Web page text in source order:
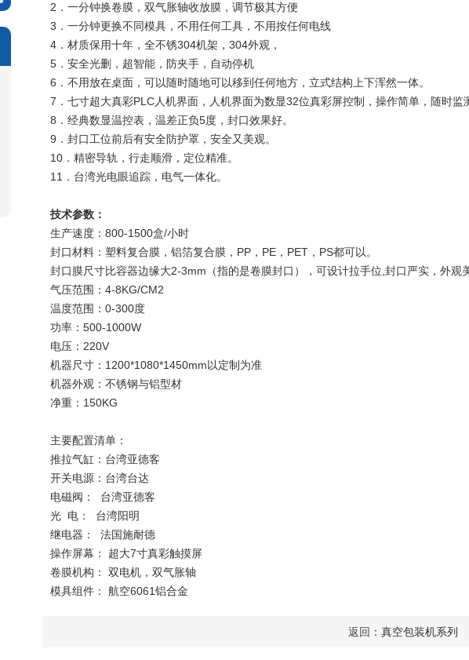
2．一分钟换卷膜，双气胀轴收放膜，调节极其方便
3．一分钟更换不同模具，不用任何工具，不用按任何电线
4．材质保用十年，全不锈304机架，304外观，
5．安全光删，超智能，防夹手，自动停机
6．不用放在桌面，可以随时随地可以移到任何地方，立式结构上下浑然一体。
7．七寸超大真彩PLC人机界面，人机界面为数显32位真彩屏控制，操作简单，随时监
8．经典数显温控表，温差正负5度，封口效果好。
9．封口工位前后有安全防护罩，安全又美观。
10．精密导轨，行走顺滑，定位精准。
11．台湾光电眼追踪，电气一体化。
技术参数：
生产速度：800-1500盒/小时
封口材料：塑料复合膜，铝箔复合膜，PP，PE，PET，PS都可以。
封口膜尺寸比容器边缘大2-3mm（指的是卷膜封口），可设计拉手位,封口严实，外观
气压范围：4-8KG/CM2
温度范围：0-300度
功率：500-1000W
电压：220V
机器尺寸：1200*1080*1450mm以定制为准
机器外观：不锈钢与铝型材
净重：150KG
主要配置清单：
推拉气缸：台湾亚德客
开关电源：台湾台达
电磁阀： 台湾亚德客
光 电： 台湾阳明
继电器： 法国施耐德
操作屏幕： 超大7寸真彩触摸屏
卷膜机构： 双电机，双气胀轴
模具组件： 航空6061铝合金
返回： 真空包装机系列